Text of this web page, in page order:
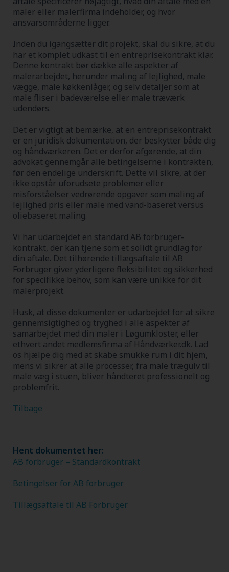
maler eller malerfirma indeholder, og hvor
ansvarsområderne ligger.
Inden du igangsætter dit projekt, skal du sikre, at du
har et komplet udkast til en entreprisekontrakt klar.
Denne kontrakt bør dække alle aspekter af
malerarbejdet, herunder maling af lejlighed, male
vægge, male køkkenlåger, og selv detaljer som at
male fliser i badeværelse eller male træværk
udendørs.
Det er vigtigt at bemærke, at en entreprisekontrakt
er en juridisk dokumentation, der beskytter både dig
og håndværkeren. Det er derfor afgørende, at din
advokat gennemgår alle betingelserne i kontrakten,
før den endelige underskrift. Dette vil sikre, at der
ikke opstår uforudsete problemer eller
misforståelser vedrørende opgaver som maling af
lejlighed pris eller male med vand-baseret versus
oliebaseret maling.
Vi har udarbejdet en standard AB forbruger-
kontrakt, der kan tjene som et solidt grundlag for
din aftale. Det tilhørende tillægsaftale til AB
Forbruger giver yderligere fleksibilitet og sikkerhed
for specifikke behov, som kan være unikke for dit
malerprojekt.
Husk, at disse dokumenter er udarbejdet for at sikre
gennemsigtighed og tryghed i alle aspekter af
samarbejdet med din maler i Løgumkloster, eller
ethvert andet medlemsfirma af Håndværker.dk. Lad
os hjælpe dig med at skabe smukke rum i dit hjem,
mens vi sikrer at alle processer, fra male trægulv til
male væg i stuen, bliver håndteret professionelt og
problemfrit.
Tilbage
Hent dokumentet her:
AB forbruger – Standardkontrakt
Betingelser for AB forbruger
Tillægsaftale til AB Forbruger